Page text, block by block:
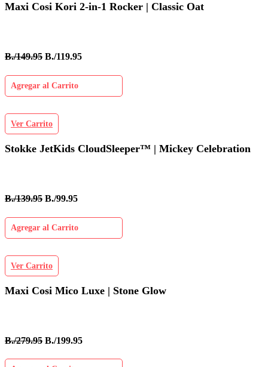
Maxi Cosi Kori 2-in-1 Rocker | Classic Oat
B./149.95 B./119.95
Agregar al Carrito
Ver Carrito
Stokke JetKids CloudSleeper™ | Mickey Celebration
B./139.95 B./99.95
Agregar al Carrito
Ver Carrito
Maxi Cosi Mico Luxe | Stone Glow
B./279.95 B./199.95